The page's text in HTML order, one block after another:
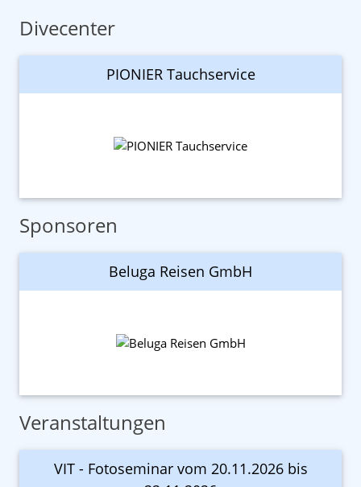
Divecenter
Die Freitagstaucher
Sponsoren
Beluga Reisen GmbH
Veranstaltungen
VIT - Fotoseminar vom 20.11.2026 bis